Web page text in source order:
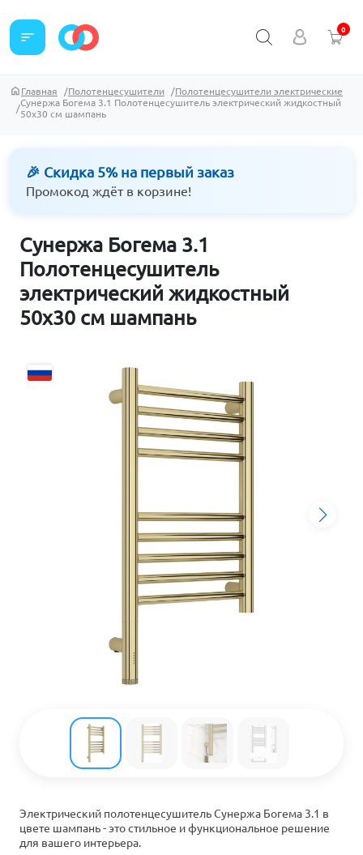
sort 0
Главная Полотенцесушители
Полотенцесушители электрические
Сунержа Богема 3.1 Полотенцесушитель электрический жидкостный
50х30 см шампань
🎉 Скидка 5% на первый заказ
Промокод ждёт в корзине!
Сунержа Богема 3.1
Полотенцесушитель
электрический жидкостный
50х30 см шампань
Электрический полотенцесушитель Сунержа Богема 3.1 в
цвете шампань - это стильное и функциональное решение
для вашего интерьера.